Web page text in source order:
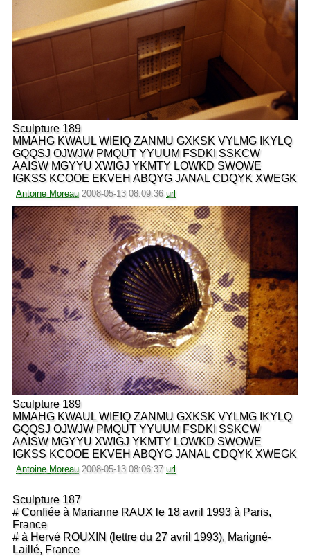
Sculpture 189
MMAHG KWAUL WIEIQ ZANMU GXKSK VYLMG IKYLQ
GQQSJ OJWJW PMQUT YYUUM FSDKI SSKCW
AAISW MGYYU XWIGJ YKMTY LOWKD SWOWE
IGKSS KCOOE EKVEH ABQYG JANAL CDQYK XWEGK
Antoine Moreau 2008-05-13 08:09:36 url
Sculpture 189
MMAHG KWAUL WIEIQ ZANMU GXKSK VYLMG IKYLQ
GQQSJ OJWJW PMQUT YYUUM FSDKI SSKCW
AAISW MGYYU XWIGJ YKMTY LOWKD SWOWE
IGKSS KCOOE EKVEH ABQYG JANAL CDQYK XWEGK
Antoine Moreau 2008-05-13 08:06:37 url
Sculpture 187
# Confiée à Marianne RAUX le 18 avril 1993 à Paris,
France
# à Hervé ROUXIN (lettre du 27 avril 1993), Marigné-
Laillé, France